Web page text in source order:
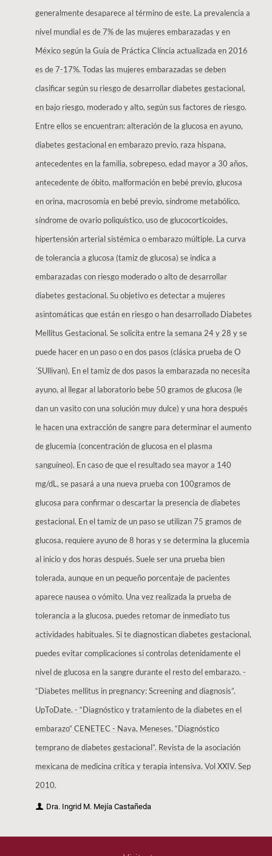
generalmente desaparece al término de este. La prevalencia a
nivel mundial es de 7% de las mujeres embarazadas y en
México según la Guía de Práctica Clíncia actualizada en 2016
es de 7-17%. Todas las mujeres embarazadas se deben
clasificar según su riesgo de desarrollar diabetes gestacional,
en bajo riesgo, moderado y alto, según sus factores de riesgo.
Entre ellos se encuentran: alteración de la glucosa en ayuno,
diabetes gestacional en embarazo previo, raza hispana,
antecedentes en la familia, sobrepeso, edad mayor a 30 años,
antecedente de óbito, malformación en bebé previo, glucosa
en orina, macrosomía en bebé previo, síndrome metabólico,
síndrome de ovario poliquístico, uso de glucocorticoides,
hipertensión arterial sistémica o embarazo múltiple. La curva
de tolerancia a glucosa (tamiz de glucosa) se indica a
embarazadas con riesgo moderado o alto de desarrollar
diabetes gestacional. Su objetivo es detectar a mujeres
asintomáticas que están en riesgo o han desarrollado Diabetes
Mellitus Gestacional. Se solicita entre la semana 24 y 28 y se
puede hacer en un paso o en dos pasos (clásica prueba de O
´SUllivan). En el tamiz de dos pasos la embarazada no necesita
ayuno, al llegar al laboratorio bebe 50 gramos de glucosa (le
dan un vasito con una solución muy dulce) y una hora después
le hacen una extracción de sangre para determinar el aumento
de glucemia (concentración de glucosa en el plasma
sanguíneo). En caso de que el resultado sea mayor a 140
mg/dL, se pasará a una nueva prueba con 100gramos de
glucosa para confirmar o descartar la presencia de diabetes
gestacional. En el tamiz de un paso se utilizan 75 gramos de
glucosa, requiere ayuno de 8 horas y se determina la glucemia
al inicio y dos horas después. Suele ser una prueba bien
tolerada, aunque en un pequeño porcentaje de pacientes
aparece nausea o vómito. Una vez realizada la prueba de
tolerancia a la glucosa, puedes retomar de inmediato tus
actividades habituales. Si te diagnostican diabetes gestacional,
puedes evitar complicaciones si controlas detenidamente el
nivel de glucosa en la sangre durante el resto del embarazo. -
“Diabetes mellitus in pregnancy: Screening and diagnosis”.
UpToDate. - “Diagnóstico y tratamiento de la diabetes en el
embarazo” CENETEC - Nava, Meneses. “Diagnóstico
temprano de diabetes gestacional”. Revista de la asociación
mexicana de medicina crítica y terapia intensiva. Vol XXIV. Sep
2010.
Dra. Ingrid M. Mejía Castañeda